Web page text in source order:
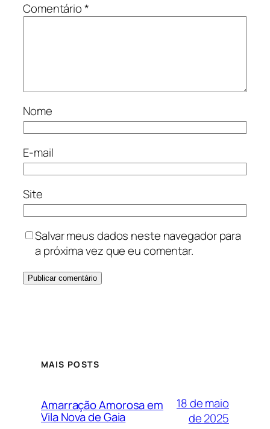
Comentário*
Nome
E-mail
Site
Salvar meus dados neste navegador para
a próxima vez que eu comentar.
MAIS POSTS
Amarração Amorosa em
Vila Nova de Gaia
18 de maio
de 2025